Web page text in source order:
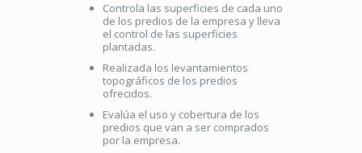
Controla las superficies de cada uno
de los predios de la empresa y lleva
el control de las superficies
plantadas.
Realizada los levantamientos
topográficos de los predios
ofrecidos.
Evalúa el uso y cobertura de los
predios que van a ser comprados
por la empresa.